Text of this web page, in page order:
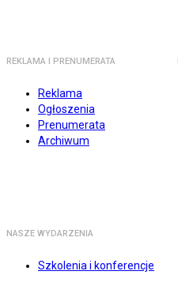
REKLAMA I PRENUMERATA
Reklama
Ogłoszenia
Prenumerata
Archiwum
NASZE WYDARZENIA
Szkolenia i konferencje